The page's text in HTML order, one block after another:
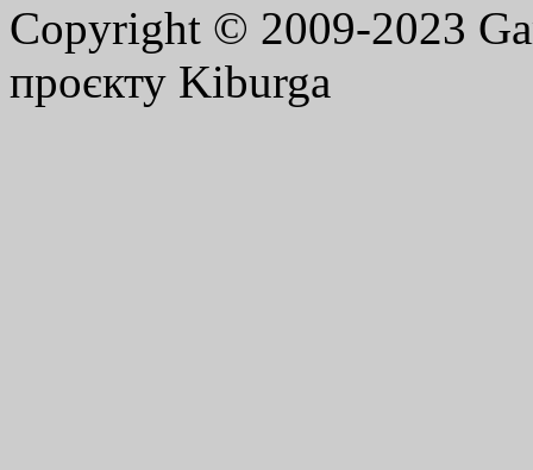
Copyright © 2009-2023
проєкту Kiburga